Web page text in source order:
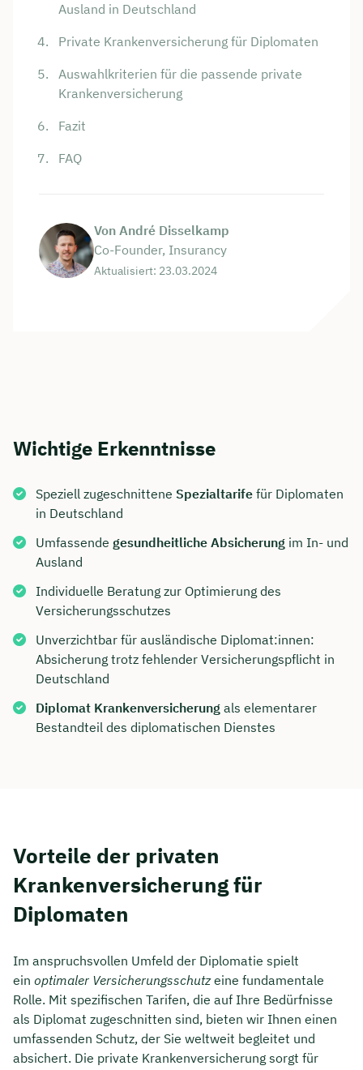
Ausland in Deutschland
Private Krankenversicherung für Diplomaten
Auswahlkriterien für die passende private
Krankenversicherung
Fazit
FAQ
Von André Disselkamp
Co-Founder, Insurancy
Aktualisiert: 23.03.2024
Wichtige Erkenntnisse
Speziell zugeschnittene Spezialtarife für Diplomaten
in Deutschland
Umfassende gesundheitliche Absicherung im In- und
Ausland
Individuelle Beratung zur Optimierung des
Versicherungsschutzes
Unverzichtbar für ausländische Diplomat:innen:
Absicherung trotz fehlender Versicherungspflicht in
Deutschland
Diplomat Krankenversicherung als elementarer
Bestandteil des diplomatischen Dienstes
Vorteile der privaten
Krankenversicherung für
Diplomaten
Im anspruchsvollen Umfeld der Diplomatie spielt
ein optimaler Versicherungsschutzeine fundamentale
Rolle. Mit spezifischen Tarifen, die auf Ihre Bedürfnisse
als Diplomat zugeschnitten sind, bieten wir Ihnen einen
umfassenden Schutz, der Sie weltweit begleitet und
absichert. Die private Krankenversicherung sorgt für